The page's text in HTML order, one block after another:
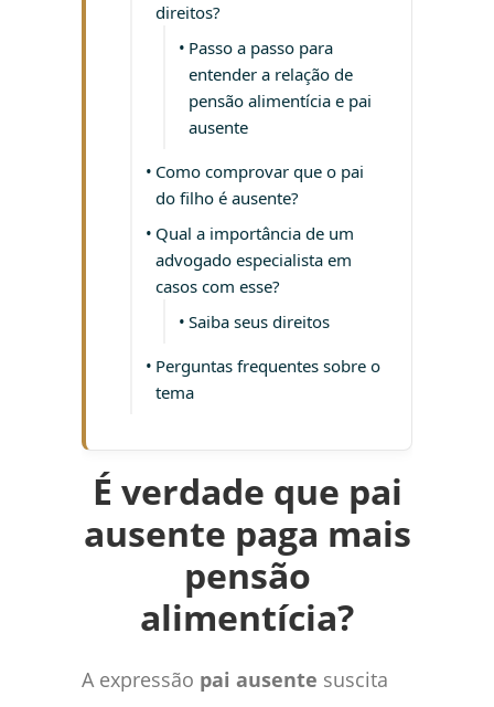
direitos?
Passo a passo para
entender a relação de
pensão alimentícia e pai
ausente
Como comprovar que o pai
do filho é ausente?
Qual a importância de um
advogado especialista em
casos com esse?
Saiba seus direitos
Perguntas frequentes sobre o
tema
É verdade que pai
ausente paga mais
pensão
alimentícia?
A expressão pai ausente suscita